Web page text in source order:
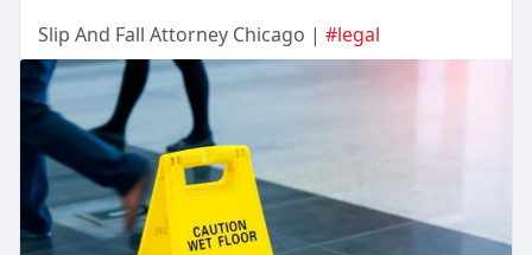
Slip And Fall Attorney Chicago | #legal